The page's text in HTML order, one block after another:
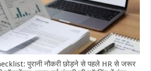
पुरानी नौकरी छोड़ने से पहले HR से जरूर